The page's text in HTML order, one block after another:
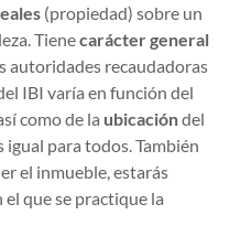
(propiedad) sobre un
Tienecarácter general
autoridades recaudadoras
IBI varía en función del
así como de la ubicacióndel
igual para todos. También
el inmueble, estarás
el que se practique la